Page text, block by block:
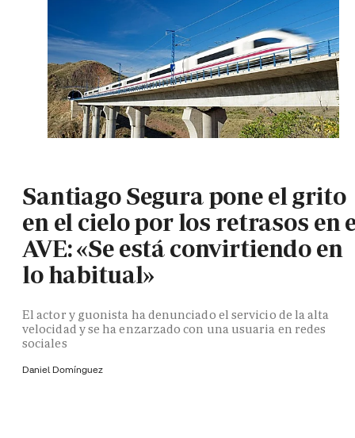
Santiago Segura pone el grito
en el cielo por los retrasos en
AVE: «Se está convirtiendo en
lo habitual»
El actor y guonista ha denunciado el servicio de la alta
velocidad y se ha enzarzado con una usuaria en redes
sociales
Daniel Domínguez